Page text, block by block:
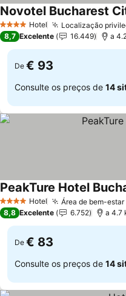
4 EstrelasHotel Localização
Novotel Bucharest
8,7 Excelente 16.449 a
De € 93
Consulte os preços de 14
4 EstrelasHotel Área de bem-
PeakTure Hotel
8,8 Excelente 6.752 a 4.7
De € 83
Consulte os preços de 14